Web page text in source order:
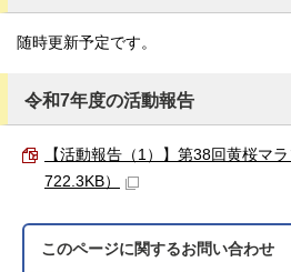
随時更新予定です。
令和7年度の活動報告
【活動報告（1）】第38回黄桜マ
722.3KB）
このページに関するお問い合わせ